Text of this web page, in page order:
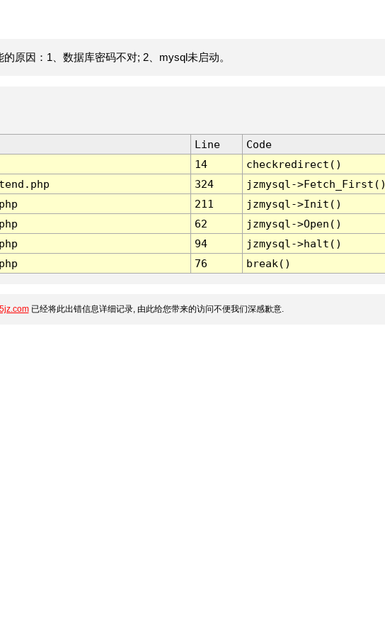
原因：1、数据库密码不对; 2、mysql未启动。
Line
Code
14
checkredirect()
324
jzmysql-
211
jzmysql->Init()
62
jzmysql->Open()
94
jzmysql->halt()
76 break()
已经将此出错信息详细记录, 由此给您带来的访问不便我们深感歉意.